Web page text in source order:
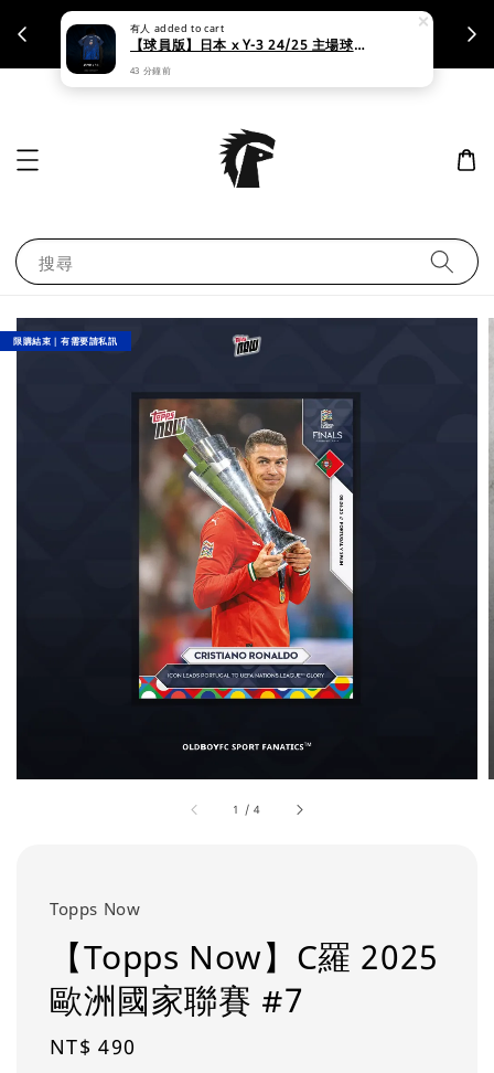
支援刷卡｜皆開立統一發票
搜尋
1 /4
限購結束｜有需要請私訊
Topps Now
【Topps Now】C羅 2025
歐洲國家聯賽 #7
Regular
NT$ 490
有人 added to cart
【球員版】日本 x Y-3 24/25 主場球員版短袖球衣
43 分鐘前